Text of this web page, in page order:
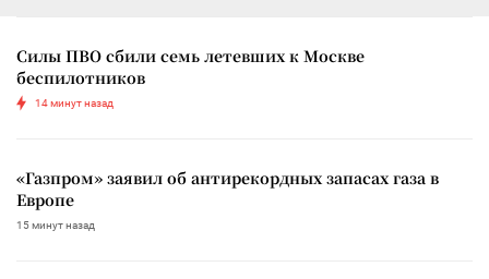
Силы ПВО сбили семь летевших к Москве
беспилотников
14 минут назад
«Газпром» заявил об антирекордных запасах газа в
Европе
15 минут назад